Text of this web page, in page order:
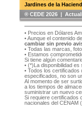
Jardines de la
®️ CEDE 2026 |
• Precios en Dólares
• Aunque el contenido
cambiar sin previo
• Todas las marcas,
• Estamos
Si tiene algún
• (*)La disponibilidad
• Todos los
especificados, no son
Al momento de ser
a los tiempos de
suministrar un nuevo
Si requiere certificados
nacionales del CENAM